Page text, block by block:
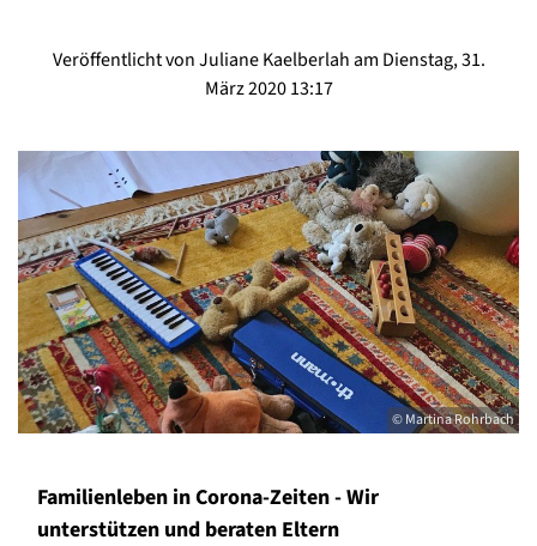
Veröffentlicht von Juliane Kaelberlah am Dienstag, 31.
März 2020 13:17
© Martina Rohrbach
Familienleben in Corona-Zeiten - Wir
unterstützen und beraten Eltern